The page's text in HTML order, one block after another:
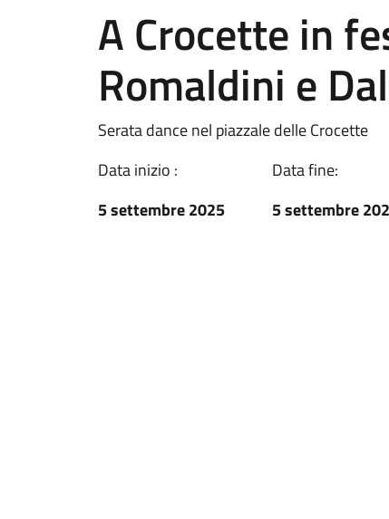
A Crocette in
Romaldini e
Serata dance nel piazzale delle Crocette
Data inizio :
5 settembre 2025
Data fine:
5 settembre